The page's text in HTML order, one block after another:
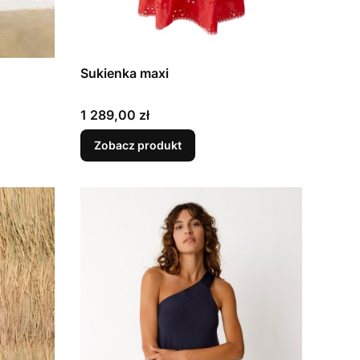
Sukienka maxi
Cena
1 289,00 zł
Zobacz produkt